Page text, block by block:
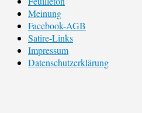
Meinung
Facebook-AGB
Satire-Links
Impressum
Datenschutzerklärung